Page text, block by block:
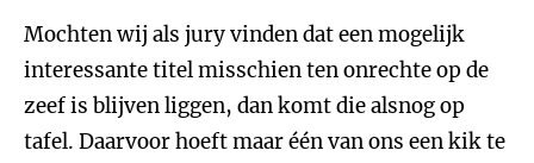
Mochten wij als jury vinden dat een mogelijk
interessante titel misschien ten onrechte op de
zeef is blijven liggen, dan komt die alsnog op
tafel. Daarvoor hoeft maar één van ons een kik te